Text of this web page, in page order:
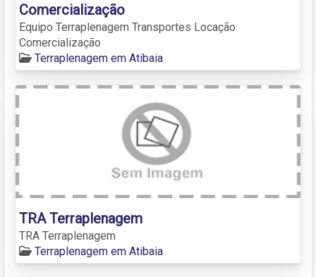
Comercialização
Equipo Terraplenagem Transportes Locação
Comercialização
Terraplenagem em Atibaia
TRA Terraplenagem
TRA Terraplenagem
Terraplenagem em Atibaia